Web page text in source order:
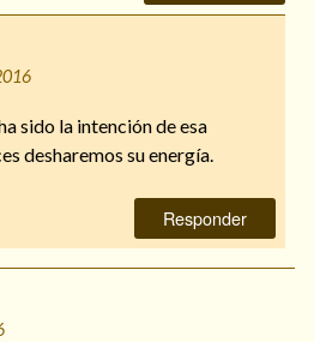
sido la intención de esa
desharemos su energía.
Responder